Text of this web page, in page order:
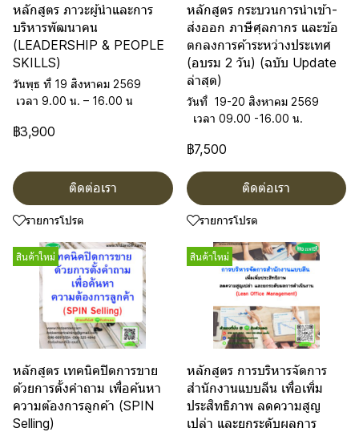
หลักสูตร ภาวะผู้นำและการ
บริหารพัฒนาคน
(LEADERSHIP & PEOPLE
SKILLS)
วันพุธ ที่ 19 สิงหาคม 2569
เวลา 9.00 น. – 16.00 น
฿3,900
ติดต่อเรา
รายการโปรด
หลักสูตร กระบวนการนำเข้า-
ส่งออก ภาษีศุลกากร และข้อ
ตกลงการค้าระหว่างประเทศ
(อบรม 2 วัน) (ฉบับ Update
ล่าสุด)
วันที่ 19-20 สิงหาคม 2569
เวลา 09.00 -16.00 น.
฿7,500
ติดต่อเรา
รายการโปรด
สินค้าใหม่
หลักสูตร เทคนิคปิดการขาย
ด้วยการตั้งคำถาม เพื่อค้นหา
ความต้องการลูกค้า (SPIN
Selling)
สินค้าใหม่
หลักสูตร การบริหารจัดการ
สำนักงานแบบลีน เพื่อเพิ่ม
ประสิทธิภาพ ลดความสูญ
เปล่า และยกระดับผลการ